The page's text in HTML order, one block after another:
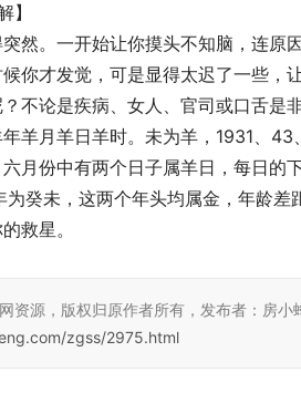
】
然。一开始让你摸头不知脑，连原
你才发觉，可是显得太迟了一些，
不论是疾病、女人、官司或口舌是
羊月羊日羊时。未为羊，1931、
月份中有两个日子属羊日，每日的
为癸未，这两个年头均属金，年龄
救星。
资源，版权归原作者所有，发布者：房小
zgss/2975.html